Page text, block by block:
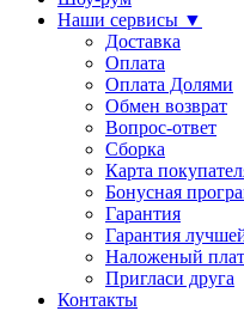
Наши сервисы ▼
Доставка
Оплата
Оплата Долями
Обмен возврат
Вопрос-ответ
Сборка
Карта
Бонусная
Гарантия
Гарантия
Наложеный
Пригласи друга
Контакты